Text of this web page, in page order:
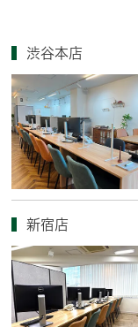
渋谷本店
新宿店